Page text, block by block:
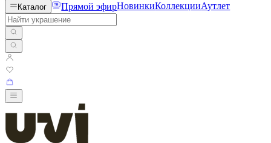
Каталог Прямой эфирНовинкиКоллекцииАутлет